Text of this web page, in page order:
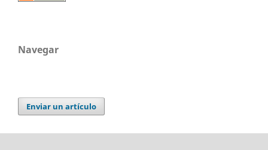
Navegar
Enviar un artículo